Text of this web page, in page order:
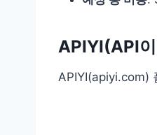
APIYI(API
APIYI(apiyi.com)